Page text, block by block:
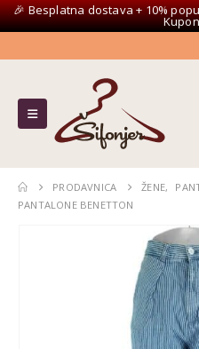
🎉 Besplatna dostava + 10%
PRODAVNICA ŽENE,
PANTALONE BENETTON